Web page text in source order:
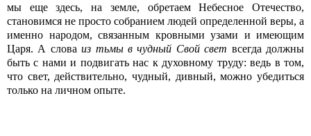
мы еще здесь, на земле, обретаем Небесное Отечество,
становимся не просто собранием людей определенной веры, а
именно народом, связанным кровными узами и имеющим
Царя. А словаиз тьмы в чудный Свой свет всегда должны
быть с нами и подвигать нас к духовному труду: ведь в том,
что свет, действительно, чудный, дивный, можно убедиться
только на личном опыте.